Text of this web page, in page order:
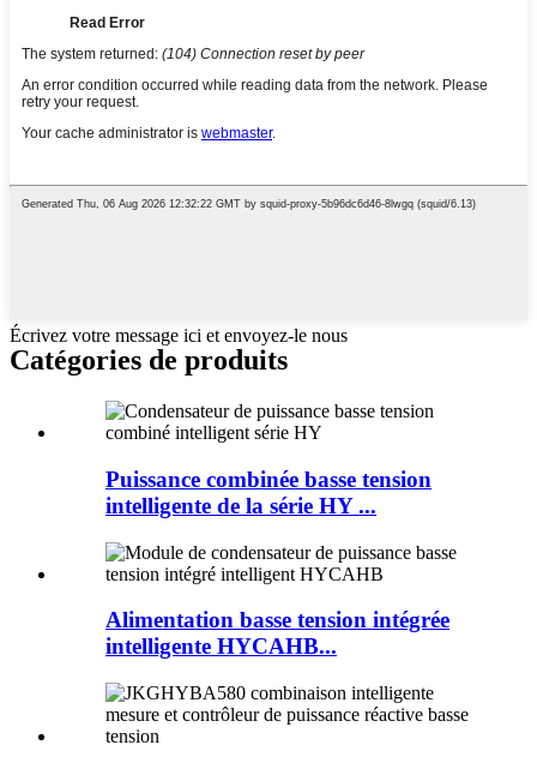
Écrivez votre message ici et envoyez-le nous
Catégories de produits
Puissance combinée basse tension
intelligente de la série HY ...
Alimentation basse tension intégrée
intelligente HYCAHB...